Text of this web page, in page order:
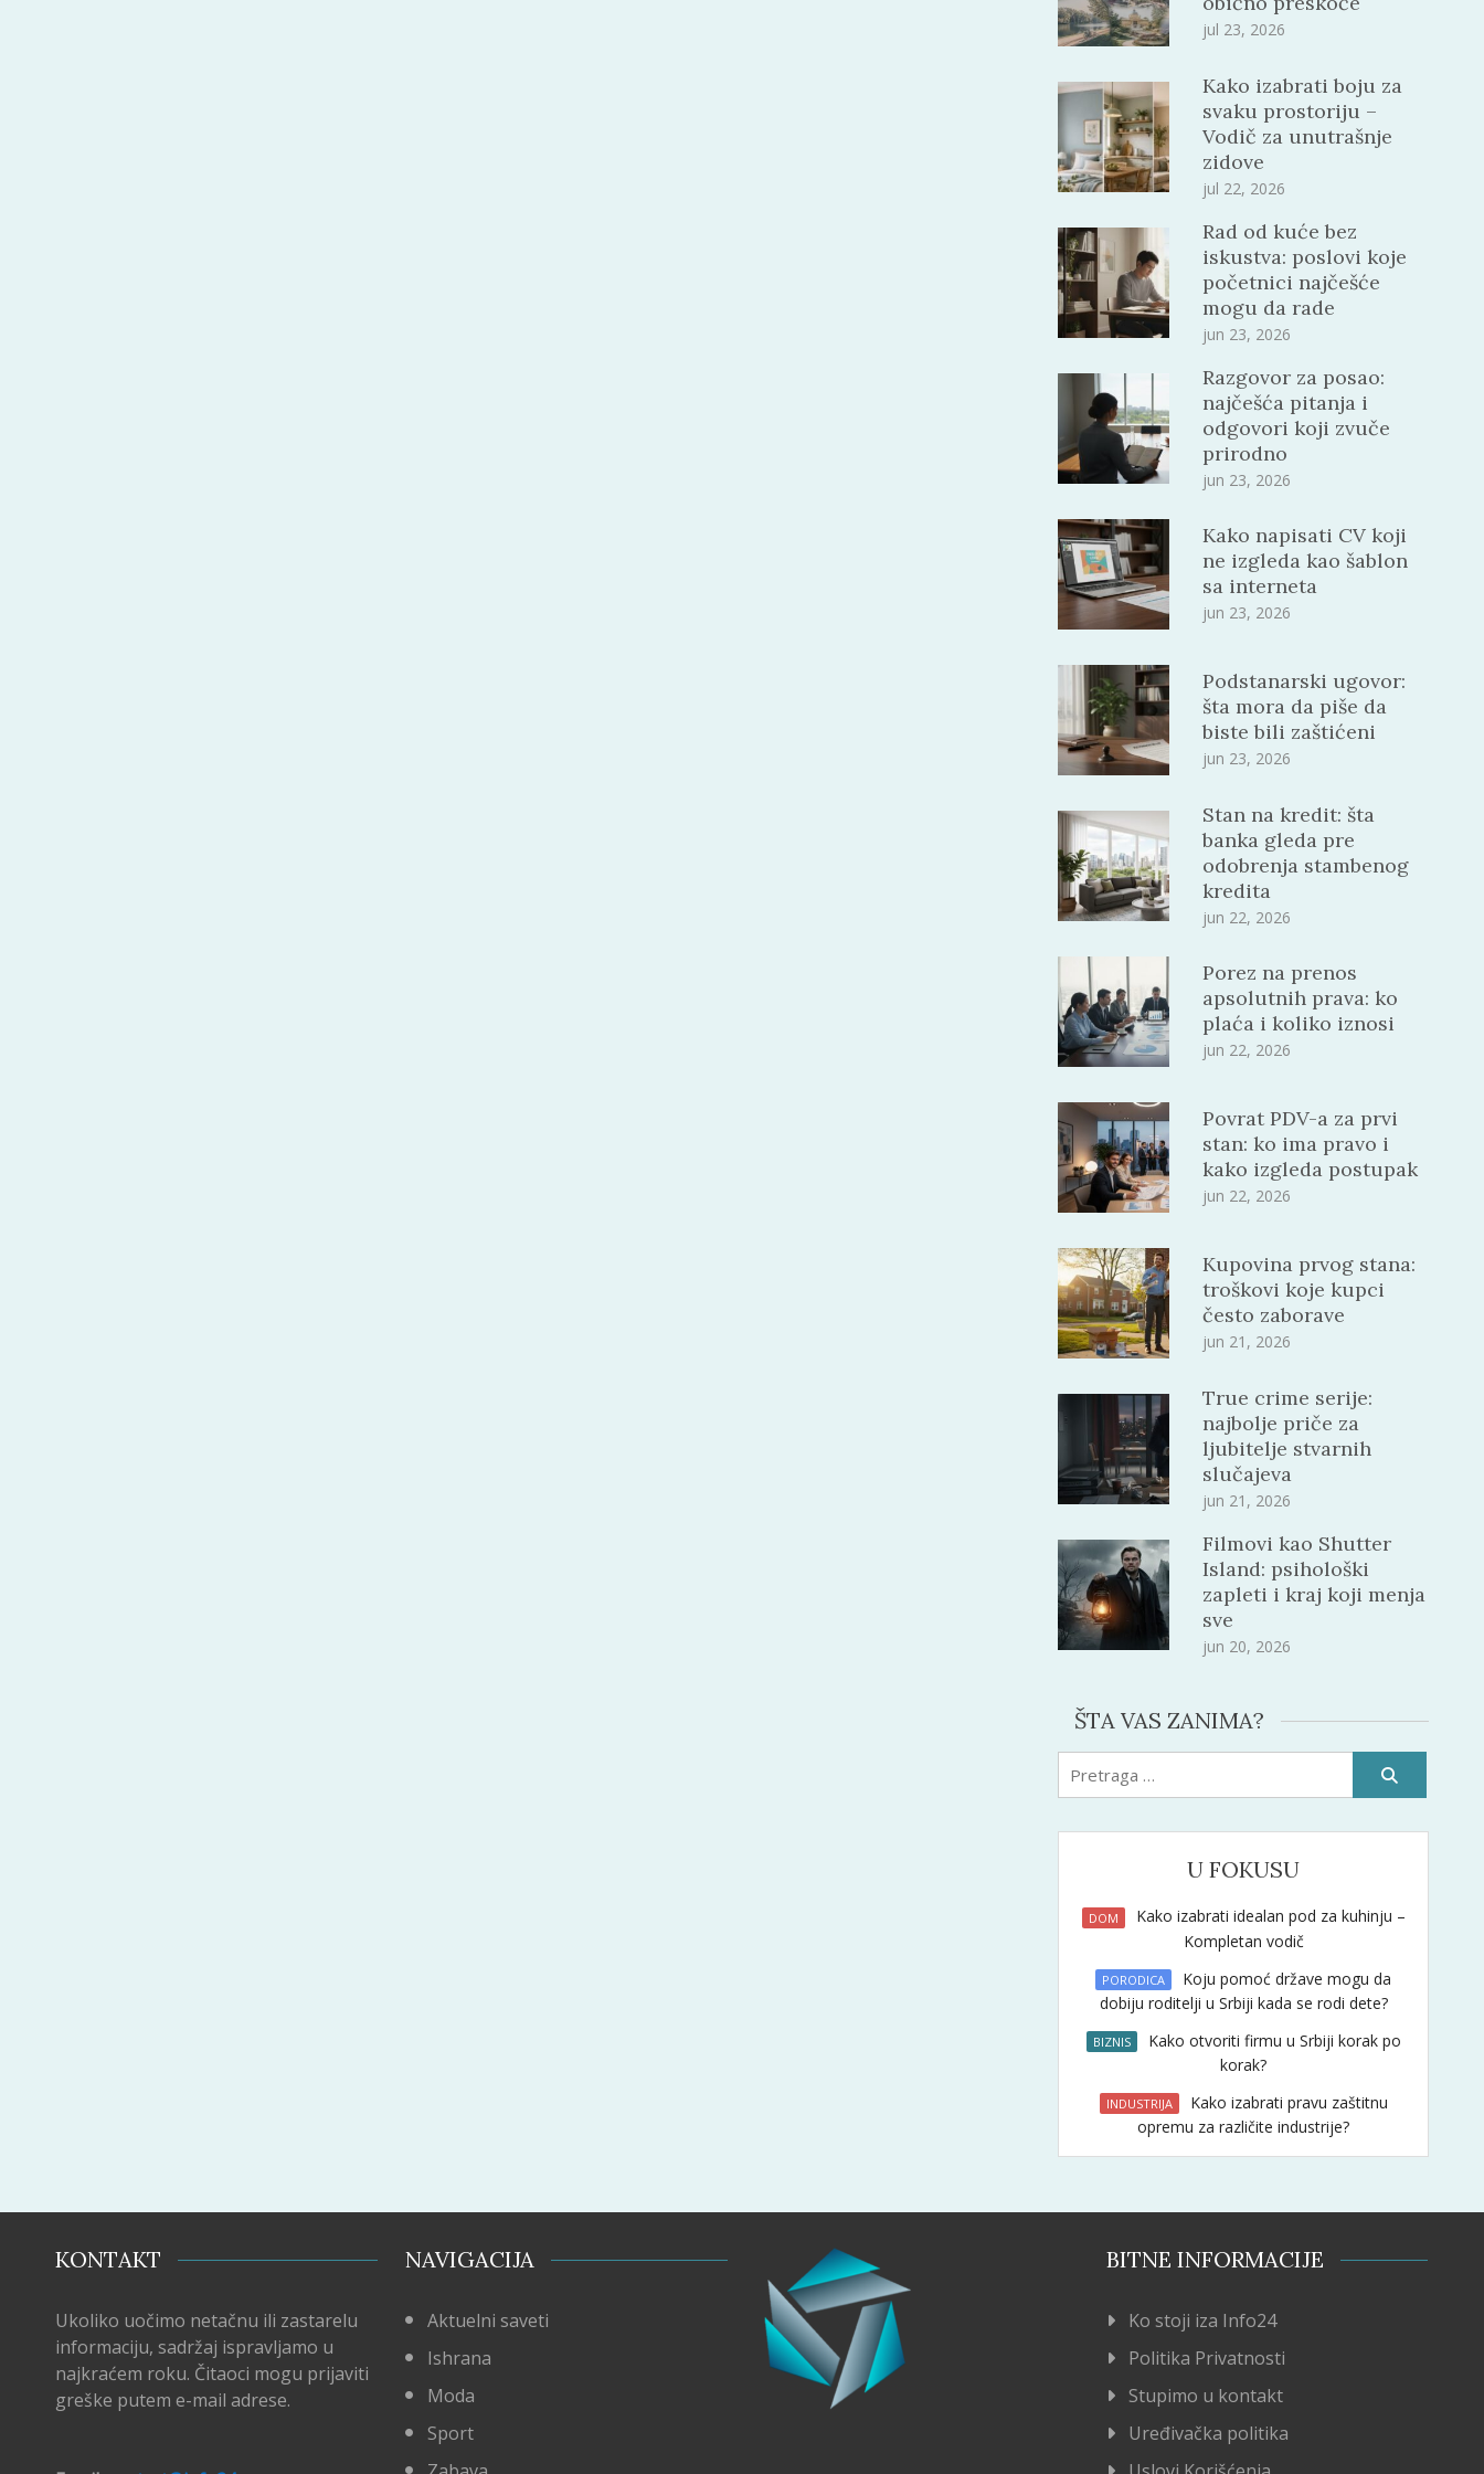
jul 23, 2026
Kako izabrati boju za
svaku prostoriju –
Vodič za unutrašnje
zidove
jul 22, 2026
Rad od kuće bez
iskustva: poslovi koje
početnici najčešće
mogu da rade
jun 23, 2026
Razgovor za posao:
najčešća pitanja i
odgovori koji zvuče
prirodno
jun 23, 2026
Kako napisati CV koji
ne izgleda kao šablon
sa interneta
jun 23, 2026
Podstanarski ugovor:
šta mora da piše da
biste bili zaštićeni
jun 23, 2026
Stan na kredit: šta
banka gleda pre
odobrenja stambenog
kredita
jun 22, 2026
Porez na prenos
apsolutnih prava: ko
plaća i koliko iznosi
jun 22, 2026
Povrat PDV-a za prvi
stan: ko ima pravo i
kako izgleda postupak
jun 22, 2026
Kupovina prvog stana:
troškovi koje kupci
često zaborave
jun 21, 2026
True crime serije:
najbolje priče za
ljubitelje stvarnih
slučajeva
jun 21, 2026
Filmovi kao Shutter
Island: psihološki
zapleti i kraj koji menja
sve
jun 20, 2026
ŠTA VAS ZANIMA?
U FOKUSU
DOM
Kako izabrati idealan pod za kuhinju –
Kompletan vodič
PORODICA
Koju pomoć države mogu da
dobiju roditelji u Srbiji kada se rodi dete?
BIZNIS
Kako otvoriti firmu u Srbiji korak po
korak?
INDUSTRIJA
Kako izabrati pravu zaštitnu
opremu za različite industrije?
KONTAKT
Ukoliko uočimo netačnu ili zastarelu
informaciju, sadržaj ispravljamo u
najkraćem roku. Čitaoci mogu prijaviti
greške putem e-mail adrese.
NAVIGACIJA
Aktuelni saveti
Ishrana
Moda
Sport
BITNE INFORMACIJE
Ko stoji iza Info24
Politika Privatnosti
Stupimo u kontakt
Uređivačka politika